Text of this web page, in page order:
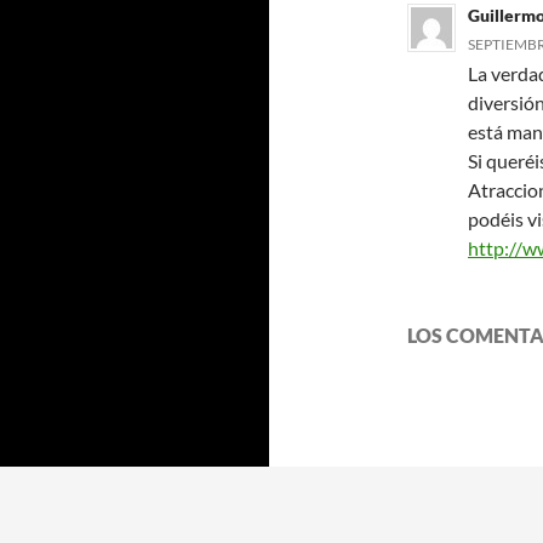
La
está
Si
podéis
http://
LOS